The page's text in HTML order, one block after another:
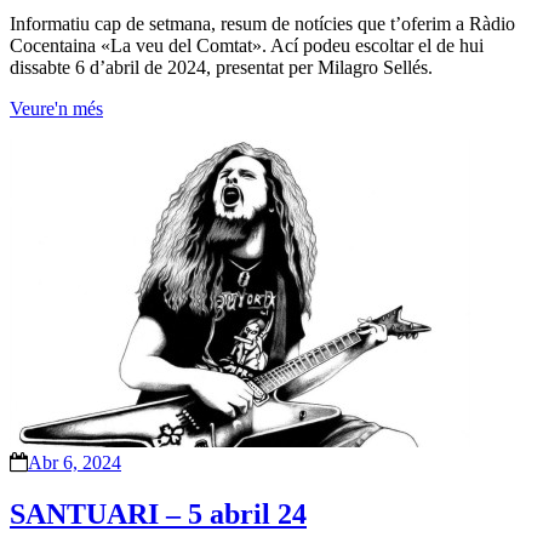
Informatiu cap de setmana, resum de notícies que t’oferim a Ràdio
Cocentaina «La veu del Comtat». Ací podeu escoltar el de hui
dissabte 6 d’abril de 2024, presentat per Milagro Sellés.
Veure'n més
Abr 6, 2024
SANTUARI – 5 abril 24